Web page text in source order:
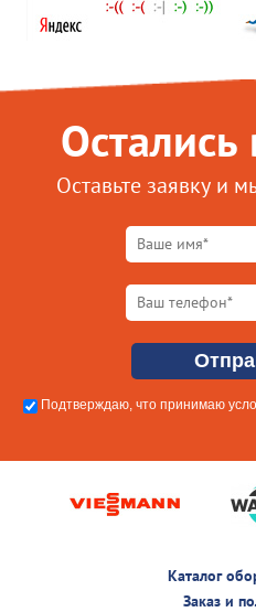
Оставьте заявку и
Подтверждаю, что принимаю
Каталог
Заказ и